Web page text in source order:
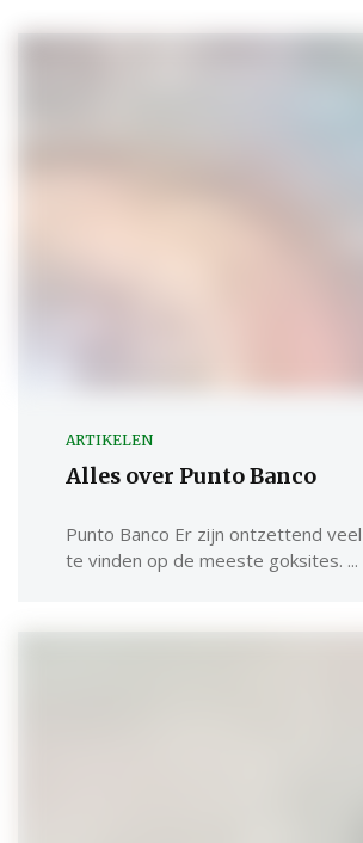
ARTIKELEN
Alles over Punto Banco
Punto Banco Er zijn ontzettend
te vinden op de meeste goksites. ...